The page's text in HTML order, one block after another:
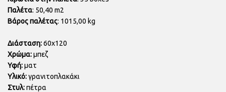
Παλέτα: 50,40 m2
Βάρος παλέτας: 1015,00 kg
Διάσταση:60x120
Χρώμα:μπεζ
Υφή:ματ
Υλικό:γρανιτοπλακάκι
Στυλ:πέτρα